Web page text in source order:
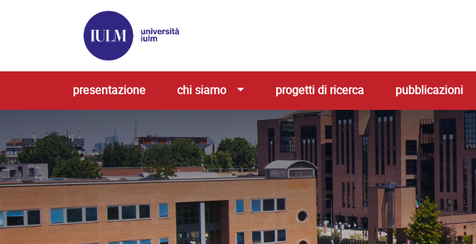
presentazione chi siamo progetti di ricerca pubblicazioni